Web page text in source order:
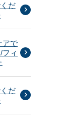
だ
アで
ィ
だ